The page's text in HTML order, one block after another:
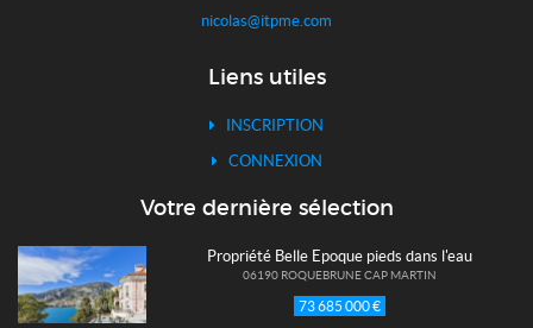
nicolas@itpme.com
Liens utiles
INSCRIPTION
CONNEXION
Votre dernière sélection
Propriété Belle Epoque pieds dans l'eau
06190 ROQUEBRUNE CAP MARTIN
73 685 000 €